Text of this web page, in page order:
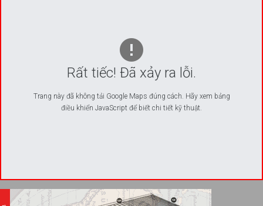
Rất tiếc! Đã xảy ra lỗi.
Trang này đã không tải Google Maps đúng cách. Hãy xem bảng
điều khiển JavaScript để biết chi tiết kỹ thuật.